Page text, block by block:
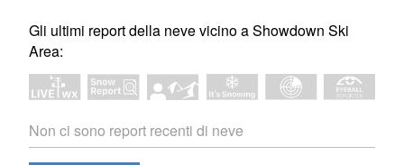
Gli ultimi report della neve vicino a Showdown Ski
Area:
Non ci sono report recenti di neve